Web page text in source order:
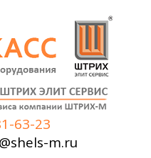
63-23
m.ru